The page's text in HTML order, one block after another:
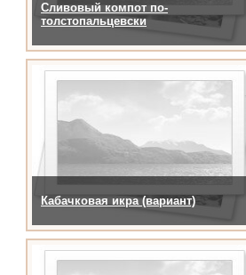
Сливовый компот по-
толстопальцевски
Кабачковая икра (вариант)